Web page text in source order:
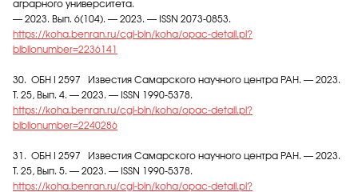
аграрного университета.
— 2023. Вып. 6(104). — 2023. — ISSN 2073-0853.
https://koha.benran.ru/cgi-bin/koha/opac-detail.pl?
biblionumber=2236141
30. ОБН I 2597 Известия Самарского научного центра РАН. — 2023.
Т. 25, Вып. 4. — 2023. — ISSN 1990-5378.
https://koha.benran.ru/cgi-bin/koha/opac-detail.pl?
biblionumber=2240286
31. ОБН I 2597 Известия Самарского научного центра РАН. — 2023.
Т. 25, Вып. 5. — 2023. — ISSN 1990-5378.
https://koha.benran.ru/cgi-bin/koha/opac-detail.pl?